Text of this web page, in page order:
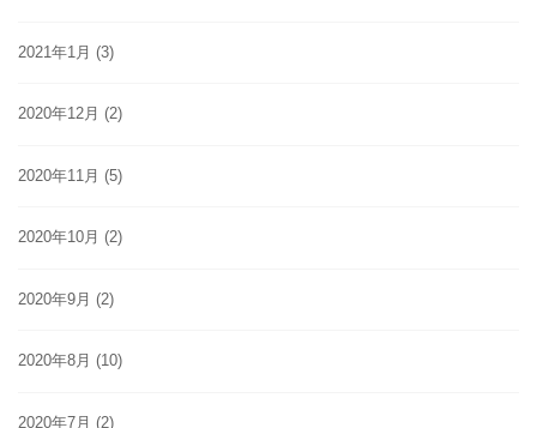
2021年1月 (3)
2020年12月 (2)
2020年11月 (5)
2020年10月 (2)
2020年9月 (2)
2020年8月 (10)
2020年7月 (2)